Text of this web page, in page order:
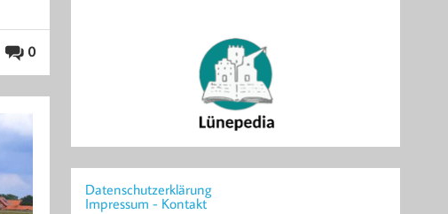
0
Datenschutzerklärung
Impressum - Kontakt